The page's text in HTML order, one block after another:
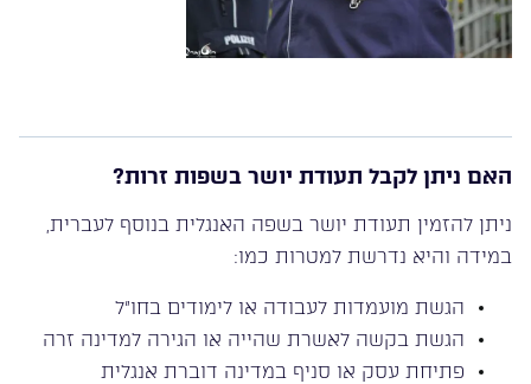
האם ניתן לקבל תעודת יושר בשפות זרות?
ניתן להזמין תעודת יושר בשפה האנגלית בנוסף לעברית,
במידה והיא נדרשת למטרות כמו:
הגשת מועמדות לעבודה או לימודים בחו”ל
הגשת בקשה לאשרת שהייה או הגירה למדינה זרה
פתיחת עסק או סניף במדינה דוברת אנגלית